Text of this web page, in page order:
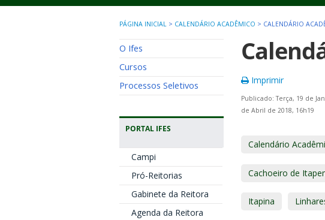
PÁGINA INICIAL > CALENDÁRIO ACADÊMICO > CALENDÁRIO
O Ifes
Cursos
Processos Seletivos
PORTAL IFES
Campi
Pró-Reitorias
Gabinete da Reitora
Agenda da Reitora
Imprimir
Publicado: Terça, 19 de
de Abril de 2018, 16h19
Calendário
Cachoeiro de
Itapina